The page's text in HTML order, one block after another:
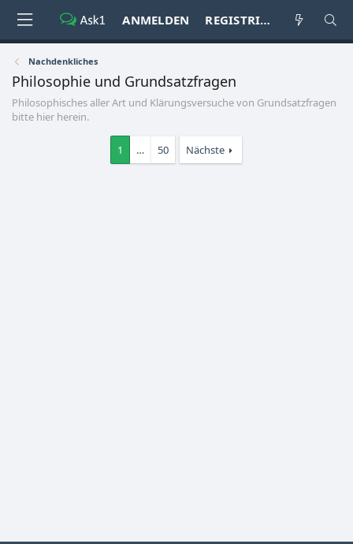
ANMELDEN REGISTRIEREN
Nachdenkliches
Philosophie und Grundsatzfragen
Philosophisches aller Art und Klärungsversuche von Grundsatzfragen
bitte hier herein.
1 … 50 Nächste